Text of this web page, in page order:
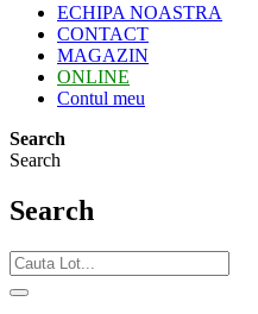
ECHIPA NOASTRA
CONTACT
MAGAZIN
ONLINE
Contul meu
Search
Search
Search